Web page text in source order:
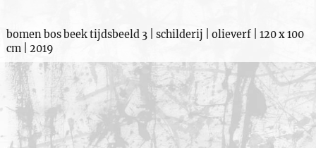
bomen bos beek tijdsbeeld 3 | schilderij | olieverf | 120 x 100
cm | 2019